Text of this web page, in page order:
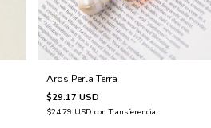
Aros Perla Terra
$29.17 USD
$24.79 USD con Transferencia